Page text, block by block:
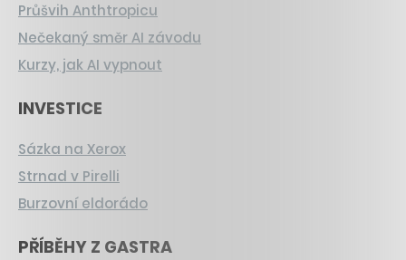
Průšvih Anthtropicu
Nečekaný směr AI závodu
Kurzy, jak AI vypnout
INVESTICE
Sázka na Xerox
Strnad v Pirelli
Burzovní eldorádo
PŘÍBĚHY Z GASTRA